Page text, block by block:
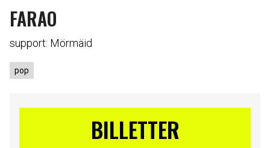
FARAO
support: Mörmäid
pop
BILLETTER